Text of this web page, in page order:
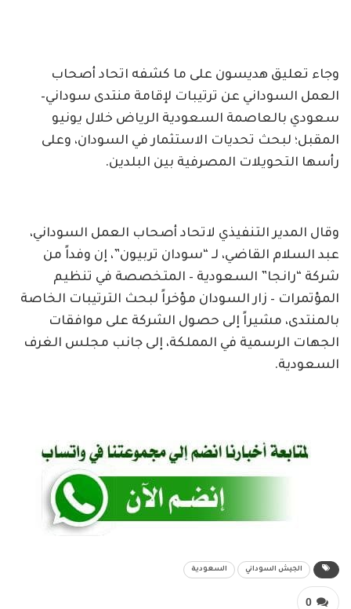
وجاء تعليق هديسون على ما كشفه اتحاد أصحاب
العمل السوداني عن ترتيبات لإقامة منتدى سوداني–
سعودي بالعاصمة السعودية الرياض خلال يونيو
المقبل؛ لبحث تحديات الاستثمار في السودان، وعلى
رأسها التحويلات المصرفية بين البلدين.
وقال المدير التنفيذي لاتحاد أصحاب العمل السوداني،
عبد السلام القاضي، لـ “سودان تربيون”، إن وفداً من
شركة “رانجا” السعودية – المتخصصة في تنظيم
المؤتمرات – زار السودان مؤخراً لبحث الترتيبات الخاصة
بالمنتدى، مشيراً إلى حصول الشركة على موافقات
الجهات الرسمية في المملكة، إلى جانب مجلس الغرف
السعودية.
الجيش السوداني السعودية
0